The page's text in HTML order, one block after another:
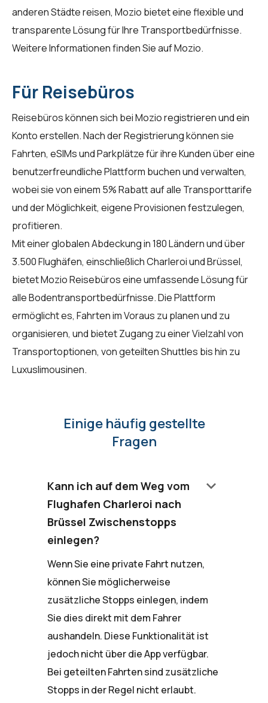
anderen Städte reisen, Mozio bietet eine flexible und
transparente Lösung für Ihre Transportbedürfnisse.
Weitere Informationen finden Sie aufMozio.
Für Reisebüros
Reisebüros können sich beiMozioregistrieren und ein
Konto erstellen. Nach der Registrierung können sie
Fahrten, eSIMs und Parkplätze für ihre Kunden über eine
benutzerfreundliche Plattform buchen und verwalten,
wobei sie von einem 5% Rabatt auf alle Transporttarife
und der Möglichkeit, eigene Provisionen festzulegen,
profitieren.
Mit einer globalen Abdeckung in 180 Ländern und über
3.500 Flughäfen, einschließlich Charleroi und Brüssel,
bietetMozioReisebüros eine umfassende Lösung für
alle Bodentransportbedürfnisse. Die Plattform
ermöglicht es, Fahrten im Voraus zu planen und zu
organisieren, und bietet Zugang zu einer Vielzahl von
Transportoptionen, von geteilten Shuttles bis hin zu
Luxuslimousinen.
Einige häufig gestellte
Fragen
Kann ich auf dem Weg vom
Flughafen Charleroi nach
Brüssel Zwischenstopps
einlegen?
keyboard_arrow_down
Wenn Sie eine private Fahrt nutzen,
können Sie möglicherweise
zusätzliche Stopps einlegen, indem
Sie dies direkt mit dem Fahrer
aushandeln. Diese Funktionalität ist
jedoch nicht über die App verfügbar.
Bei geteilten Fahrten sind zusätzliche
Stopps in der Regel nicht erlaubt.